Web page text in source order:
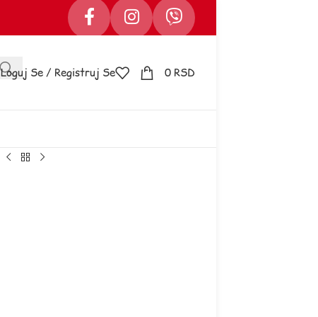
Loguj Se / Registruj Se 0 RSD